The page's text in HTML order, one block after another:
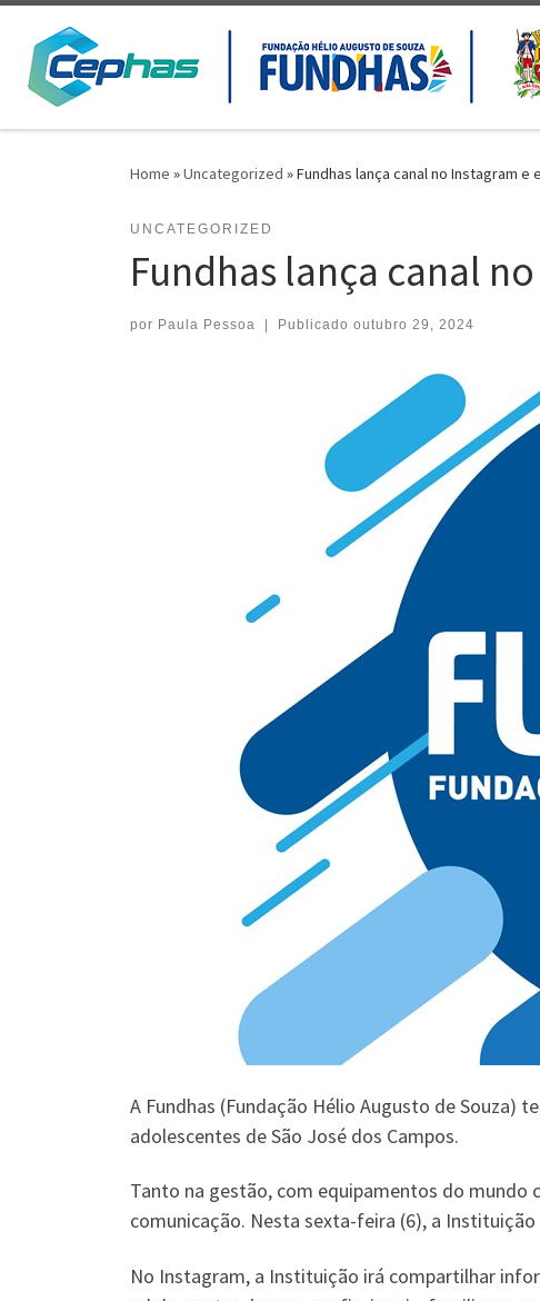
Skip to content
Home »Uncategorized »Fundhas lança canal no Instagram
UNCATEGORIZED
Fundhas lança canal
por Paula Pessoa Publicado outubro 29, 2024
A Fundhas (Fundação Hélio Augusto de Souza)
adolescentes de São José dos Campos.
Tanto na gestão, com equipamentos do
comunicação. Nesta sexta-feira (6), a
No Instagram, a Instituição irá compartilhar